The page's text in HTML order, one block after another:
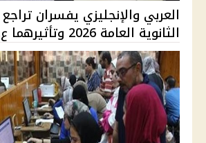
العربي والإنجليزي يفسران
الثانوية العامة 2026 وتأثيرهما ع...